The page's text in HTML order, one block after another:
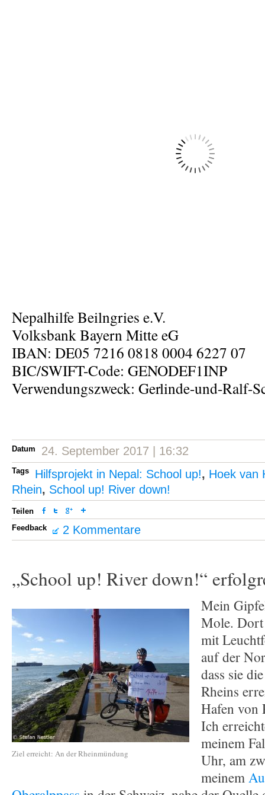
Nepalhilfe Beilngries e.V.
Volksbank Bayern Mitte eG
IBAN: DE05 7216 0818 0004 6227 07
BIC/SWIFT-Code: GENODEF1INP
Verwendungszweck: Gerlinde-und-Ralf-
Datum 24. September 2017 | 16:32
Tags Hilfsprojekt in Nepal: School up!, Hoek van
Rhein, School up! River down!
Teilen
Feedback
2 Kommentare
„School up! River down!“
Ziel erreicht: An der Rheinmündung
Mein
Mole.
mit
auf der
dass sie
Rheins
Hafen von
Ich
meinem
Uhr, am
meinem